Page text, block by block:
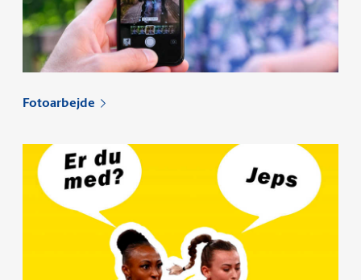
Fotoarbejde